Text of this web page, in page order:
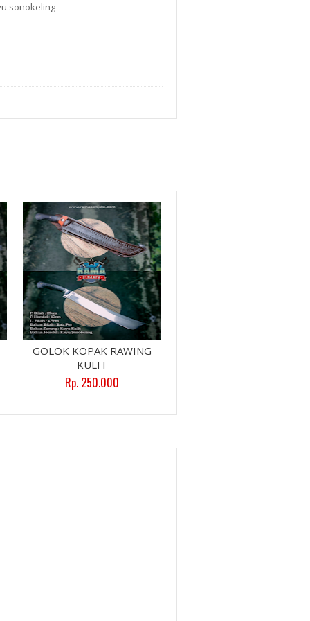
sonokeling
GOLOK KOPAK RAWING
KULIT
Rp. 250.000